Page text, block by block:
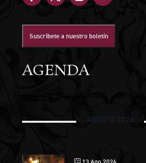
Suscríbete a nuestro boletín
AGENDA
AGOSTO 2026